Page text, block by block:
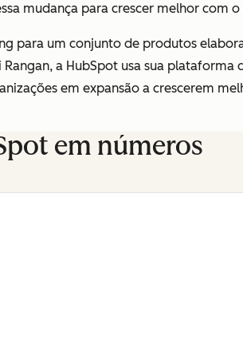
mudança para crescer melhor com
para um conjunto de produtos
a HubSpot usa sua plataforma
em expansão a crescerem
em números